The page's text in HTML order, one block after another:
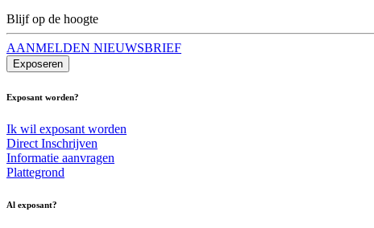
Blijf op de hoogte
AANMELDEN NIEUWSBRIEF
Exposeren
Exposant worden?
Ik wil exposant worden
Direct Inschrijven
Informatie aanvragen
Plattegrond
Al exposant?